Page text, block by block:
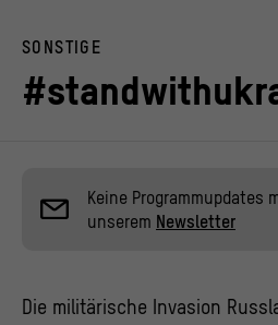
© Stiftung Humboldt Forum im
SONSTIGE
Keine Programmupdates
unserem Newsletter
Die militärische Invasion